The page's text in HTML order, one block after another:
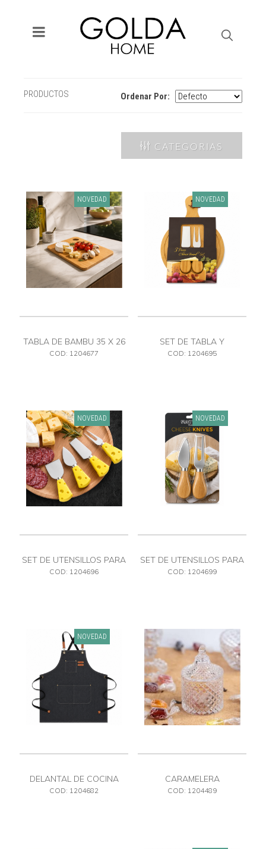
PRODUCTOS Ordenar Por:
CATEGORIAS
NOVEDAD
TABLA DE BAMBU 35 X 26
COD: 1204677
NOVEDAD
SET DE TABLA Y
UTENSILLOS DE QUESO
COD: 1204695
NOVEDAD
SET DE UTENSILLOS PARA
QUESO
COD: 1204696
NOVEDAD
SET DE UTENSILLOS PARA
QUESO
COD: 1204699
NOVEDAD
DELANTAL DE COCINA
COD: 1204682
CARAMELERA
COD: 1204489